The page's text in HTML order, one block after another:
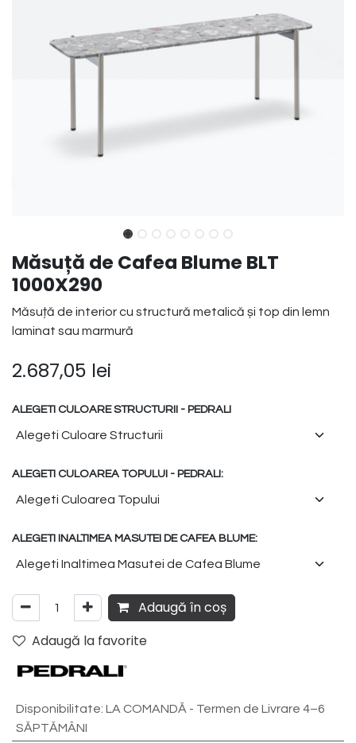
Măsuță de Cafea Blume BLT
1000X290
Măsuță de interior cu structură metalică și top din lemn
laminat sau marmură
2.687,05 lei
ALEGETI CULOARE STRUCTURII - PEDRALI
ALEGETI CULOAREA TOPULUI - PEDRALI:
ALEGETI INALTIMEA MASUTEI DE CAFEA BLUME:
Adaugă în coș
Adaugă la favorite
Disponibilitate: LA COMANDĂ - Termen de Livrare 4–6
SĂPTĂMÂNI